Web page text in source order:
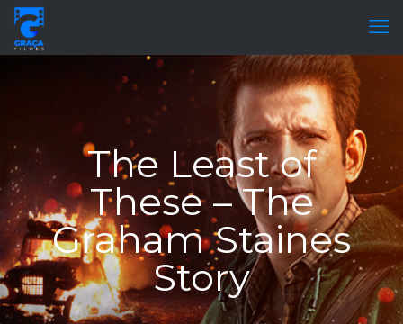
The Least of
These – The
Graham Staines
Story